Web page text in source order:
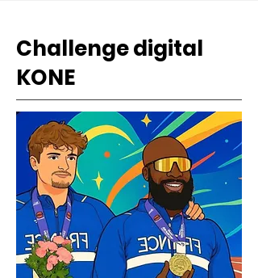
Challenge digital
KONE